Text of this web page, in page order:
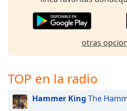
Modal
Dialog
End
otras
TOP en la radio
Hammer King The